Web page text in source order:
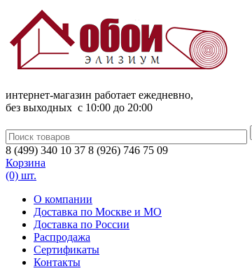
интернет-магазин работает ежедневно,
без выходных c 10:00 до 20:00
8 (499) 340 10 37 8 (926) 746 75 09
Корзина
(0) шт.
О компании
Доставка по Москве и МО
Доставка по России
Распродажа
Сертификаты
Контакты